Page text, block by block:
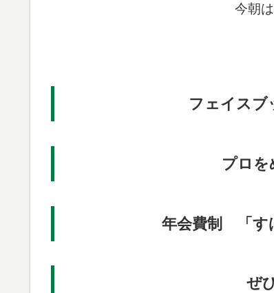
今朝
フェイスブ
プロを
年会費制 「す
ぜ